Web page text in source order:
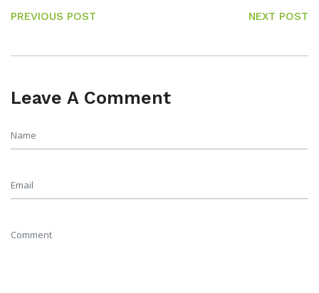
PREVIOUS POST NEXT POST
Leave A Comment